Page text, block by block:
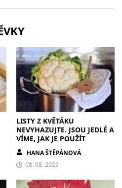
LISTY Z KVĚTÁKU
NEVYHAZUJTE. JSOU JEDLÉ A
VÍME, JAK JE POUŽÍT
HANA ŠTĚPÁNOVÁ
08. 08. 2026